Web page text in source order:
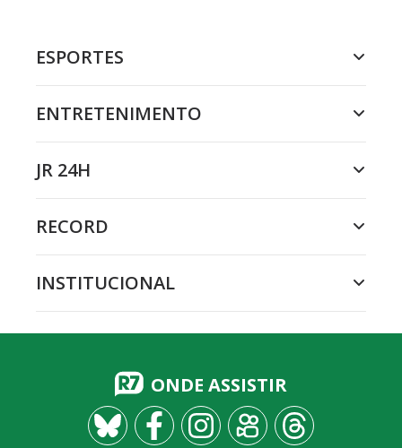
ESPORTES
ENTRETENIMENTO
JR 24H
RECORD
INSTITUCIONAL
ONDE ASSISTIR